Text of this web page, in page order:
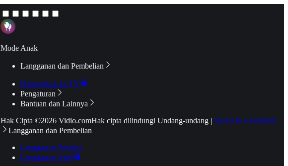
Mode Anak
Langganan dan Pembelian
Hubungkan ke TV
Pengaturan
Bantuan dan Lainnya
Hak Cipta ©2026 Vidio.comHak cipta dilindungi Undang-undang | Syarat & Ketentuan
Langganan dan Pembelian
Langganan Premier
Langganan Aktif